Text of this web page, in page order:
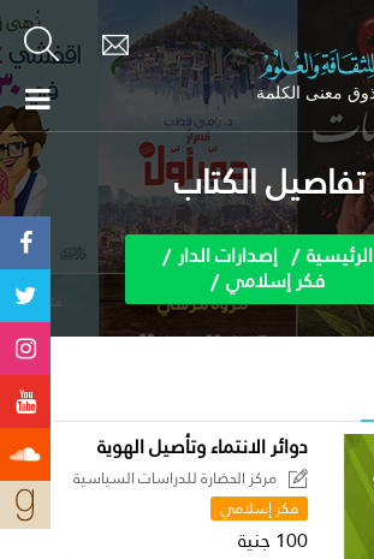
تفاصيل الكتاب
الرئيسية إصدارات الدار
فكر إسلامي
دوائر الانتماء وتأصيل الهوية
مركز الحضارة للدراسات السياسية
فكر إسلامي
100 جنية